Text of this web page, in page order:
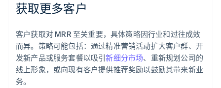
获取更多客户
客户获取对 MRR 至关重要，具体策略因行业和过往成效
而异。策略可能包括：通过精准营销活动扩大客户群、开
发新产品或服务套餐以吸引新细分市场、重新规划公司的
线上形象，或向现有客户提供推荐奖励以鼓励其带来新业
务。